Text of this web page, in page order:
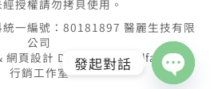
授權請勿拷貝使用。
一編號：80181897 醫麗生技有限
公司
網頁設計 Design bygoodface數位
行銷工作室 發起對話